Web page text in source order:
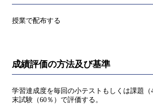
授業で配布する
成績評価の方法及び基準
学習達成度を毎回の小テストもしくは課題（
末試験（60％）で評価する。